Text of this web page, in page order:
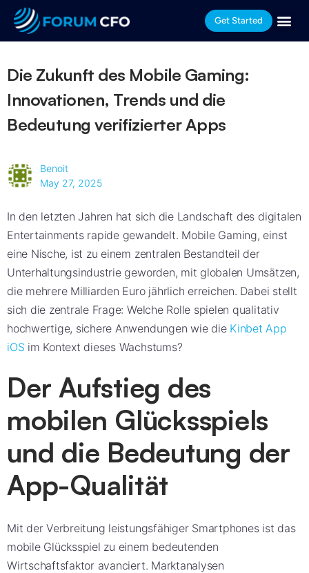
Get Started
Die Zukunft des Mobile Gaming:
Innovationen, Trends und die
Bedeutung verifizierter Apps
Benoit
May 27, 2025
In den letzten Jahren hat sich die Landschaft des digitalen
Entertainments rapide gewandelt. Mobile Gaming, einst
eine Nische, ist zu einem zentralen Bestandteil der
Unterhaltungsindustrie geworden, mit globalen Umsätzen,
die mehrere Milliarden Euro jährlich erreichen. Dabei stellt
sich die zentrale Frage: Welche Rolle spielen qualitativ
hochwertige, sichere Anwendungen wie die Kinbet App
iOS im Kontext dieses Wachstums?
Der Aufstieg des
mobilen Glücksspiels
und die Bedeutung der
App-Qualität
Mit der Verbreitung leistungsfähiger Smartphones ist das
mobile Glücksspiel zu einem bedeutenden
Wirtschaftsfaktor avanciert. Marktanalysen